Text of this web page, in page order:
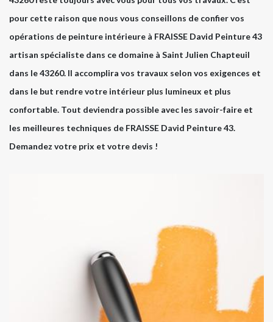
pour cette raison que nous vous conseillons de confier vos
opérations de peinture intérieure à FRAISSE David Peinture 43
artisan spécialiste dans ce domaine à Saint Julien Chapteuil
dans le 43260. Il accomplira vos travaux selon vos exigences et
dans le but rendre votre intérieur plus lumineux et plus
confortable. Tout deviendra possible avec les savoir-faire et
les meilleures techniques de FRAISSE David Peinture 43.
Demandez votre prix et votre devis !